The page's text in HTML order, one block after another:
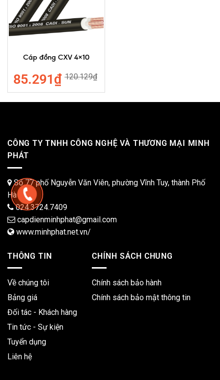
Cáp đồng CXV 4×10
120.129₫
85.291₫
CÔNG TY TNHH CÔNG NGHỆ VÀ THƯƠNG MẠI MINH
PHÁT
Số 77 phố Nguyễn Văn Viên, phường Vĩnh Tuy, thành Phố
Hà Nội.
024.3724.7409
capdienminhphat@gmail.com
www.minhphat.net.vn/
THÔNG TIN
Về chúng tôi
Bảng giá
Đối tác - Khách hàng
Tin tức - Sự kiện
Tuyển dụng
Liên hệ
CHÍNH SÁCH CHUNG
Chính sách bảo hành
Chính sách bảo mật thông tin